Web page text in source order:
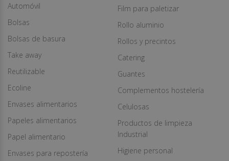
Automóvil
Bolsas
Bolsas de basura
Take away
Reutilizable
Ecoline
Envases alimentarios
Papeles alimentarios
Papel alimentario
Envases para repostería
Film para paletizar
Rollo aluminio
Rollos y precintos
Catering
Guantes
Complementos hostelería
Celulosas
Productos de limpieza
Industrial
Higiene personal